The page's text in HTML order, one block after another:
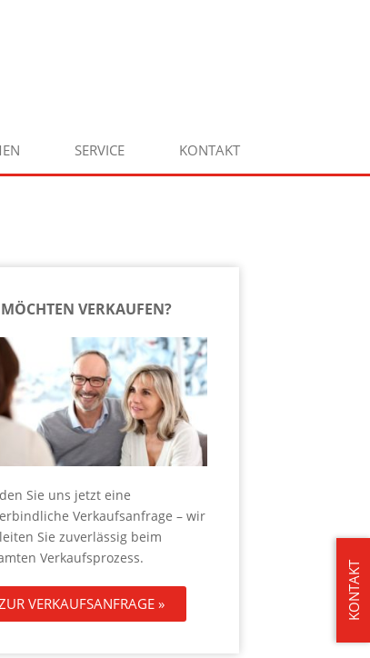
KONTAKT
SERVICE KONTAKT
VERKAUFEN?
Sie uns jetzt eine
Verkaufsanfrage – wir
Sie zuverlässig beim
Verkaufsprozess.
VERKAUFSANFRAGE »